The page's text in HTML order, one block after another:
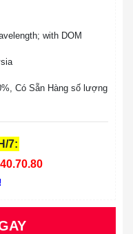
with DOM
Có Sẵn Hàng số lượng
7: